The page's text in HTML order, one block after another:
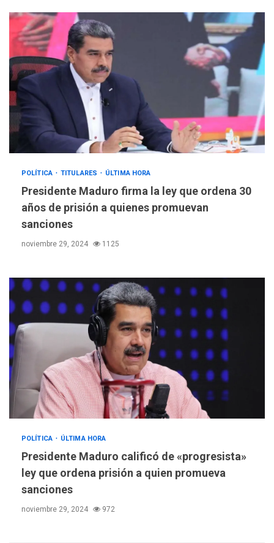
POLÍTICA TITULARES ÚLTIMA HORA
Presidente Maduro firma la ley que ordena 30
años de prisión a quienes promuevan
sanciones
noviembre 29, 2024 1125
POLÍTICA ÚLTIMA HORA
Presidente Maduro calificó de «progresista»
ley que ordena prisión a quien promueva
sanciones
noviembre 29, 2024 972
REGIONALES
vehicular de 60 unidades